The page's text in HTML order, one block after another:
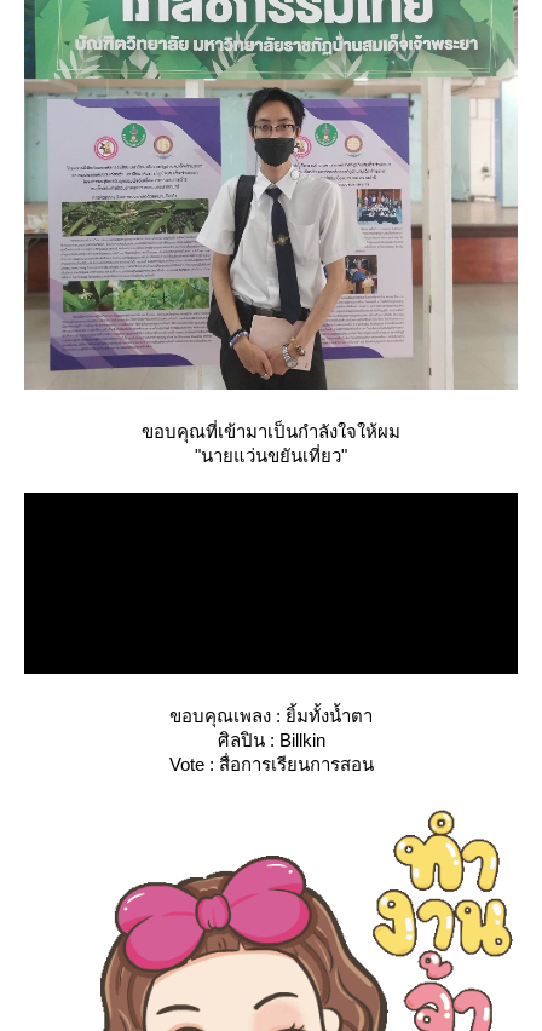
ขอบคุณที่เข้ามาเป็นกำลังใจให้ผม
"นายแว่นขยันเที่ยว"
ขอบคุณเพลง : ยิ้มทั้งน้ำตา
ศิลปิน : Billkin
Vote : สื่อการเรียนการสอน